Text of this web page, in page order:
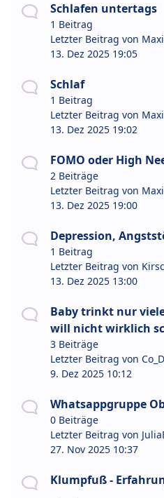
Schlafen untertags
1 Beitrag
Letzter Beitrag von
13. Dez 2025 19:05
Schlaf
1 Beitrag
Letzter Beitrag von
13. Dez 2025 19:02
FOMO oder High
2 Beiträge
Letzter Beitrag von
13. Dez 2025 19:00
Depression,
1 Beitrag
Letzter Beitrag von
13. Dez 2025 13:00
Baby trinkt nur
will nicht wirklich
3 Beiträge
Letzter Beitrag von
9. Dez 2025 10:12
Whatsappgruppe
0 Beiträge
Letzter Beitrag von
27. Nov 2025 10:37
Klumpfuß -